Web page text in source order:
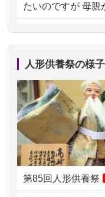
ただけそう...
2026/07/11思い出
したく、花...
2026/07/10家から
2026/07/08誰も住
ました。 ...
2026/07/069年間
たいのですが 母親
2024/01/13剥製の
ですが？
2024/01/13お雛様
ですが、お雛様と
2024/01/13供養申
どうなってるので
人形供養祭の様子
第85回人形供養祭